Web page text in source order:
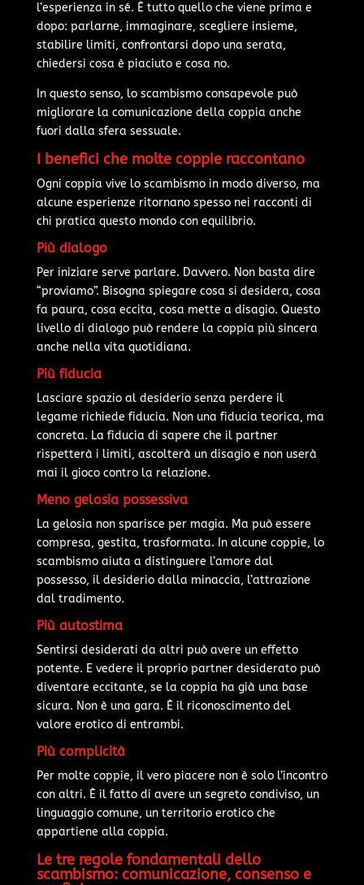
l’esperienza in sé. È tutto quello che viene prima e
dopo: parlarne, immaginare, scegliere insieme,
stabilire limiti, confrontarsi dopo una serata,
chiedersi cosa è piaciuto e cosa no.
In questo senso, lo scambismo consapevole può
migliorare la comunicazione della coppia anche
fuori dalla sfera sessuale.
I benefici che molte coppie raccontano
Ogni coppia vive lo scambismo in modo diverso, ma
alcune esperienze ritornano spesso nei racconti di
chi pratica questo mondo con equilibrio.
Più dialogo
Per iniziare serve parlare. Davvero. Non basta dire
“proviamo”. Bisogna spiegare cosa si desidera, cosa
fa paura, cosa eccita, cosa mette a disagio. Questo
livello di dialogo può rendere la coppia più sincera
anche nella vita quotidiana.
Più fiducia
Lasciare spazio al desiderio senza perdere il
legame richiede fiducia. Non una fiducia teorica, ma
concreta. La fiducia di sapere che il partner
rispetterà i limiti, ascolterà un disagio e non userà
mai il gioco contro la relazione.
Meno gelosia possessiva
La gelosia non sparisce per magia. Ma può essere
compresa, gestita, trasformata. In alcune coppie, lo
scambismo aiuta a distinguere l’amore dal
possesso, il desiderio dalla minaccia, l’attrazione
dal tradimento.
Più autostima
Sentirsi desiderati da altri può avere un effetto
potente. E vedere il proprio partner desiderato può
diventare eccitante, se la coppia ha già una base
sicura. Non è una gara. È il riconoscimento del
valore erotico di entrambi.
Più complicità
Per molte coppie, il vero piacere non è solo l’incontro
con altri. È il fatto di avere un segreto condiviso, un
linguaggio comune, un territorio erotico che
appartiene alla coppia.
Le tre regole fondamentali dello
scambismo: comunicazione, consenso e